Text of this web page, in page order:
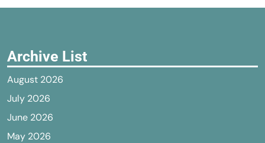
Archive List
August 2026
July 2026
June 2026
May 2026